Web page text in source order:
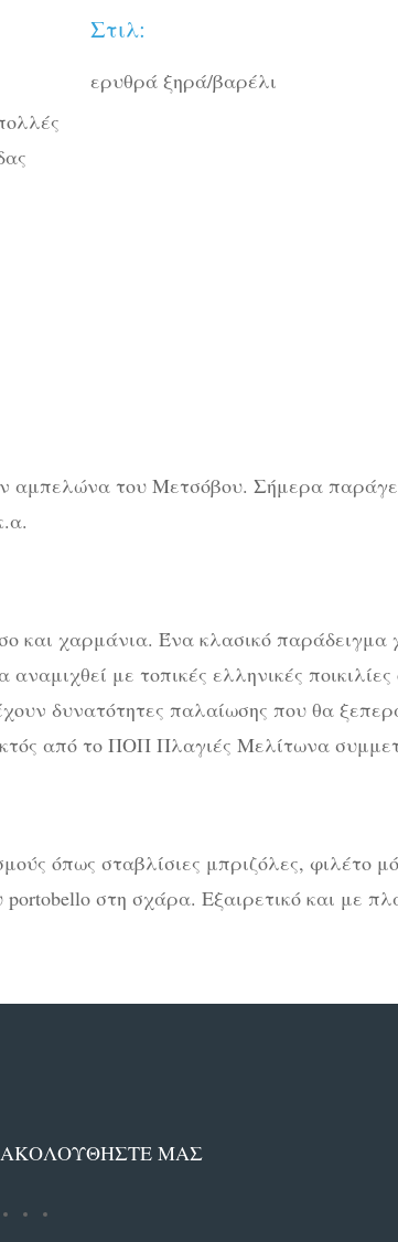
Στιλ:
ερυθρά ξηρά/βαρέλι
αμπελώνα του Μετσόβου. Σήμερα
και χαρμάνια. Ένα κλασικό
με τοπικές ελληνικές
δυνατότητες παλαίωσης που θα
από το ΠΟΠ Πλαγιές Μελίτωνα
όπως σταβλίσιες μπριζόλες,
στη σχάρα. Εξαιρετικό και με
ΑΚΟΛΟΥΘΗΣΤΕ ΜΑΣ